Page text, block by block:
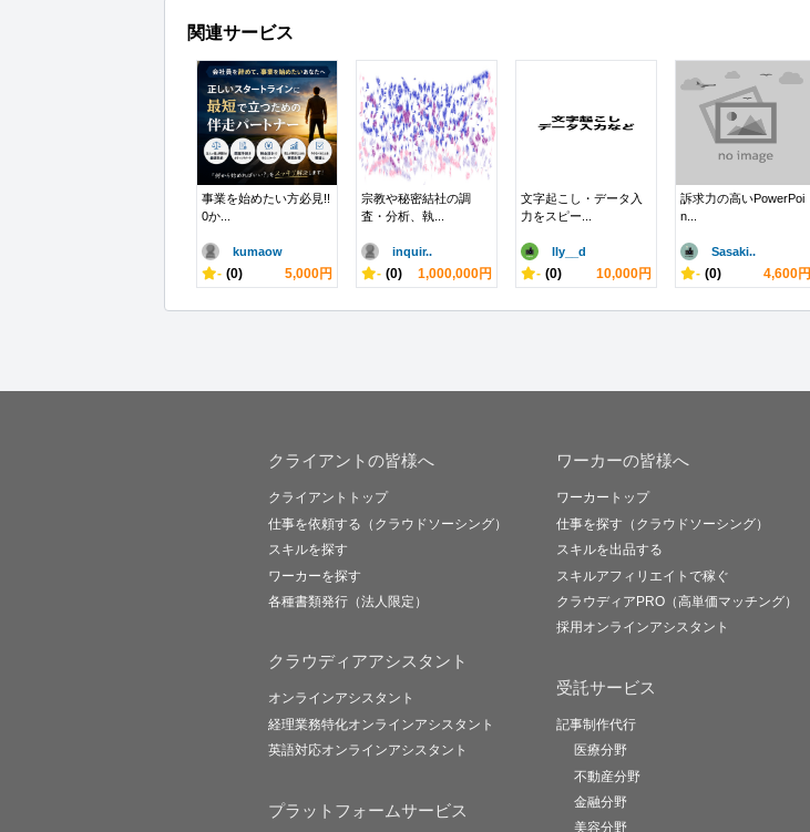
関連サービス
事業を始めたい方必見!!
0か...
kumaow
- (0) 5,000円
宗教や秘密結社の調
査・分析、執...
inquir..
- (0) 1,000,000円
文字起こし・データ入
力をスピー...
lly__d
- (0) 10,000円
訴求力の高いPowerPoi
n...
Sasaki..
- (0) 4,600円
クライアントの皆様へ
クライアントトップ
仕事を依頼する（クラウドソーシング）
スキルを探す
ワーカーを探す
各種書類発行（法人限定）
クラウディアアシスタント
オンラインアシスタント
経理業務特化オンラインアシスタント
英語対応オンラインアシスタント
プラットフォームサービス
ワーカーの皆様へ
ワーカートップ
仕事を探す（クラウドソーシング）
スキルを出品する
スキルアフィリエイトで稼ぐ
クラウディアPRO（高単価マッチング）
採用オンラインアシスタント
受託サービス
記事制作代行
医療分野
不動産分野
金融分野
美容分野